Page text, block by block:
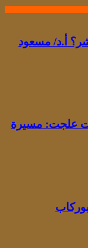
أ.د/ مسعود
علجت: مسيرة